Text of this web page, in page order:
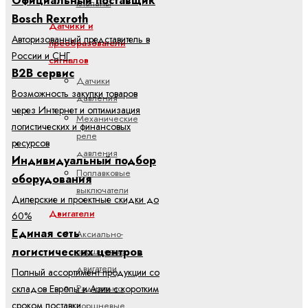
Датчики и
преобразователи
сигналов
Датчики
давления
Механические
реле
давления
Поплавковые
выключатели
Двигатели
Аксиально-
поршневые
двигатели
Радиально-
Bosch Rexroth
Авторизованный представитель в
России и СНГ
B2B сервис
Возможность закупки товаров
через Интернет и оптимизация
логистических и финансовых
ресурсов
Индивидуальный подбор
оборудования
Дилерские и проектные скидки до
60%
Единая сеть
логистических центров
Полный ассортимент продукции со
складов Европы и Азии с коротким
сроком поставки